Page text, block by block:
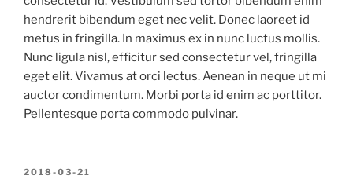
hendrerit bibendum eget nec velit. Donec laoreet id
metus in fringilla. In maximus ex in nunc luctus mollis.
Nunc ligula nisl, efficitur sed consectetur vel, fringilla
eget elit. Vivamus at orci lectus. Aenean in neque ut mi
auctor condimentum. Morbi porta id enim ac porttitor.
Pellentesque porta commodo pulvinar.
2018-03-21